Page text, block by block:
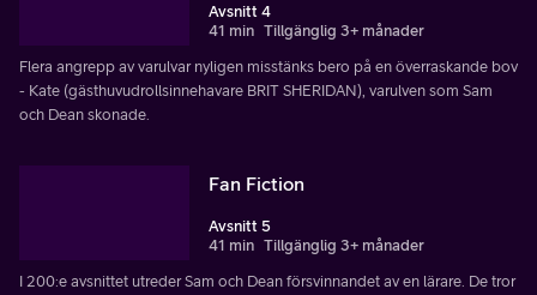
Avsnitt 4
41 min Tillgänglig 3+ månader
Flera angrepp av varulvar nyligen misstänks bero på en överraskande bov
- Kate (gästhuvudrollsinnehavare BRIT SHERIDAN), varulven som Sam
och Dean skonade.
Fan Fiction
Avsnitt 5
41 min Tillgänglig 3+ månader
I 200:e avsnittet utreder Sam och Dean försvinnandet av en lärare. De tror